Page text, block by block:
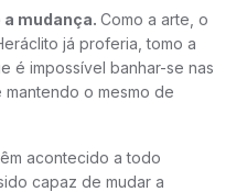
mudança. Como a arte, o
já proferia, tomo a
é impossível banhar-se nas
o mesmo de
acontecido a todo
capaz de mudar a